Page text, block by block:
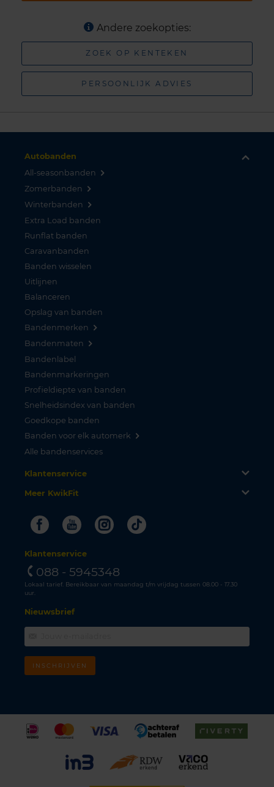
Andere zoekopties:
ZOEK OP KENTEKEN
PERSOONLIJK ADVIES
Autobanden
All-seasonbanden
Zomerbanden
Winterbanden
Extra Load banden
Runflat banden
Caravanbanden
Banden wisselen
Uitlijnen
Balanceren
Opslag van banden
Bandenmerken
Bandenmaten
Bandenlabel
Bandenmarkeringen
Profieldiepte van banden
Snelheidsindex van banden
Goedkope banden
Banden voor elk automerk
Alle bandenservices
Klantenservice
Meer KwikFit
FacebookYoutubeInstagram
Tiktok
Klantenservice
088 - 5945348
Lokaal tarief. Bereikbaar van maandag t/m vrijdag tussen 08.00 - 17.30
uur.
Nieuwsbrief
INSCHRIJVEN